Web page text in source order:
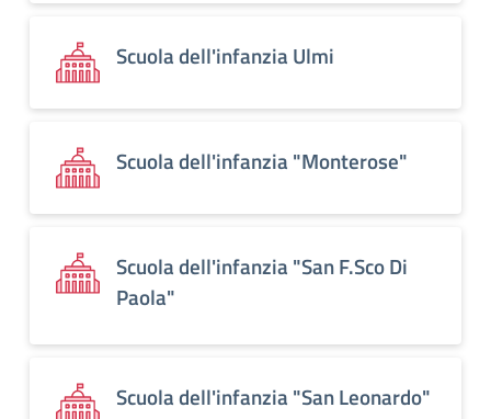
Scuola dell'infanzia Ulmi
Scuola dell'infanzia "Monterose"
Scuola dell'infanzia "San F.Sco Di
Paola"
Scuola dell'infanzia "San Leonardo"